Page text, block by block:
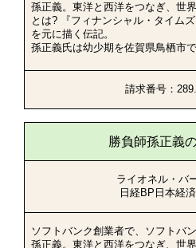
孫正義。東洋と西洋をつなぎ、世
とは? 『フィナンシャル・タイム
を元に描く伝記。
孫正義氏は幼少期を佐賀県鳥栖市で
請求番号：
勝負師孫正義
ライオネル・バ
日経BP日本経
ソフトバンク創業者で、ソフトバ
孫正義。東洋と西洋をつなぎ、世